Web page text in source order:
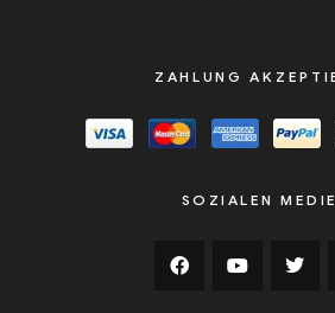
ZAHLUNG
SOZIALEN